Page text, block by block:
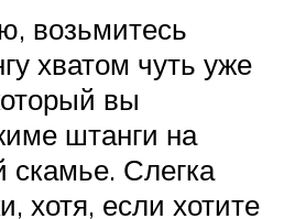
возьмитесь
хватом чуть уже
вы
штанги на
скамье. Слегка
хотя, если хотите